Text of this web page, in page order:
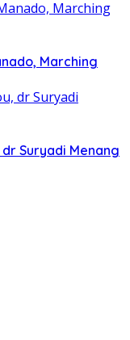
Marching
dr Suryadi Menang